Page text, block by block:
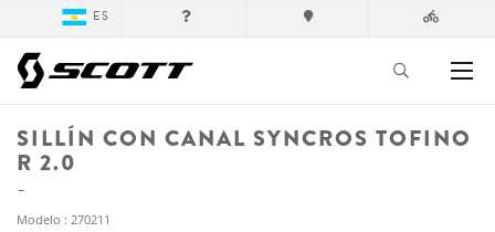
ES
SILLÍN CON CANAL SYNCROS TOFINO
R 2.0
Modelo : 270211